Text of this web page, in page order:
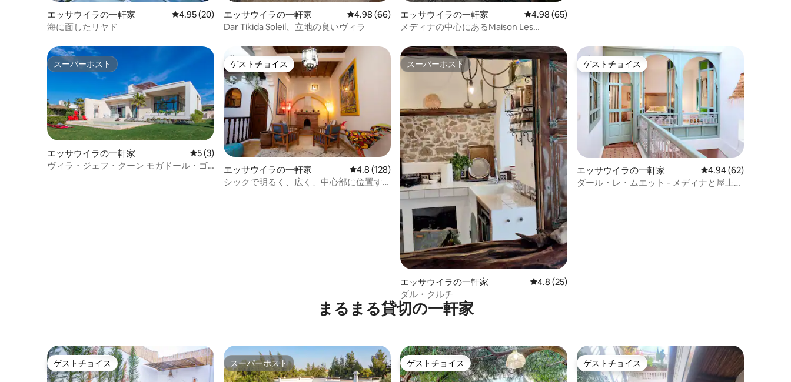
エッサウイラの一軒家 レビュー20件、5つ星中4.95つ星の平均評価
4.95 (20)
海に面したリヤド
エッサウイラの一軒家 レビュー66件、5つ星中4.98つ星の平均評価
4.98 (66)
Dar Tikida Soleil、立地の良いヴィラ
エッサウイラの一軒家 レビュー65件、5つ星中4.98つ星の平均評価
4.98 (65)
メディナの中心にあるMaison Les
スーパーホスト
スーパーホスト
エッサウイラの一軒家 レビュー3件、5つ星中5つ星の平均評価
5 (3)
ヴィラ・ジェフ・クーン モガドール・ゴ
ゲストチョイス
ゲストチョイス
エッサウイラの一軒家 レビュー128件、5つ星中4.8つ星の平均評価
4.8 (128)
シックで明るく、広く、中心部に位置す
スーパーホスト
スーパーホスト
エッサウイラの一軒家 レビュー25件、5つ星中4.8つ星の平均評価
4.8 (25)
ダル・クルチ
ゲストチョイス
ゲストチョイス
エッサウイラの一軒家 レビュー62件、5つ星
4.94 (62)
ダール・レ・ムエット - メディナと屋上の
まるまる貸切の一軒家
ゲストチョイス
ゲストチョイス スーパーホスト
スーパーホスト ゲストチョイス
ゲストチョイス ゲストチョイス
ゲストチョイス